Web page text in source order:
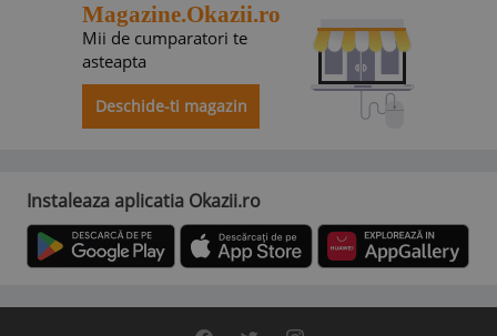
Magazine.Okazii.ro
Mii de cumparatori te
asteapta
Deschide-ti magazin
Instaleaza aplicatia Okazii.ro